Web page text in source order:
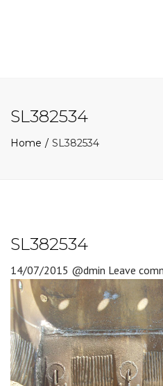
SL382534
Home SL382534
SL382534
14/07/2015 @dmin Leave